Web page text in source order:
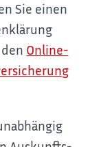
Sie einen
Online-